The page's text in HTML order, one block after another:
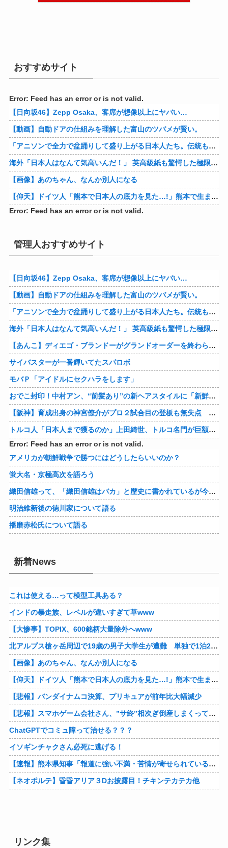
おすすめサイト
Error: Feed has an error or is not valid.
【日向坂46】Zepp Osaka、客席が想像以上にヤバい…
【動画】自動ドアの仕組みを理解した富山のツバメが賢い。
「アニソンで全力で盆踊りして盛り上がる日本人たち。伝統もオタクもこの熱量、素晴らしい」→女さんブチギレ「これを見て『日本の品格が落ちた』と思いま…
海外「日本人はなんて気高いんだ！」 英高級紙も驚愕した極限の中の日本人の姿に世界が衝撃
【画像】あのちゃん、なんか別人になる
【仰天】ドイツ人「熊本で日本人の底力を見た…!」熊本で生まれて初めて震度7の大地震を経験したドイツ人。直後、日本人たちの行動に衝撃を受けてしまう…
Error: Feed has an error or is not valid.
管理人おすすめサイト
【日向坂46】Zepp Osaka、客席が想像以上にヤバい…
【動画】自動ドアの仕組みを理解した富山のツバメが賢い。
「アニソンで全力で盆踊りして盛り上がる日本人たち。伝統もオタクもこの熱量、素晴らしい」→女さんブチギレ「これを見て『日本の品格が落ちた』と思いま…
海外「日本人はなんて気高いんだ！」 英高級紙も驚愕した極限の中の日本人の姿に世界が衝撃
【あんこ】ディエゴ・ブランドーがグランドオーダーを終わらせるようです【FGO二部】 第１６６話
サイバスターが一番輝いてたスパロボ
モバＰ「アイドルにセクハラをします」
おでこ封印！中村アン、“前髪あり”の新ヘアスタイルに「新鮮でたまらん」の声【画像】
【阪神】育成出身の神宮僚介がプロ２試合目の登板も無失点 ボスラーを三振に ピンチで抑えた
トルコ人「日本人まで獲るのか」上田綺世、トルコ名門が巨額の正式オファー！現地サポが騒然！【海外の反応】
Error: Feed has an error or is not valid.
アメリカが朝鮮戦争で勝つにはどうしたらいいのか？
蛍大名・京極高次を語ろう
織田信雄って、「織田信雄はバカ」と歴史に書かれているが今まで家が残っているんでバカではないよな？
明治維新後の徳川家について語る
播磨赤松氏について語る
新着News
これは使える…って模型工具ある？
インドの暴走族、レベルが違いすぎて草www
【大惨事】TOPIX、600銘柄大量除外へwww
北アルプス槍ヶ岳周辺で19歳の男子大学生が遭難 単独で1泊2日の予定で入山も連絡取れず 警察が9日以降捜索予定
【画像】あのちゃん、なんか別人になる
【仰天】ドイツ人「熊本で日本人の底力を見た…!」熊本で生まれて初めて震度7の大地震を経験したドイツ人。直後、日本人たちの行動に衝撃を受けてしまう…
【悲報】バンダイナムコ決算、プリキュアが前年比大幅減少
【悲報】スマホゲーム会社さん、”サ終”相次ぎ倒産しまくってる模様
ChatGPTでコミュ障って治せる？？？
イソギンチャクさん必死に逃げる！
【速報】熊本県知事「報道に強い不満・苦情が寄せられている」→TBSの報道特集がまさにそれな件他
【ネオポルテ】昏昏アリア３Dお披露目！チキンテカテカ他
リンク集